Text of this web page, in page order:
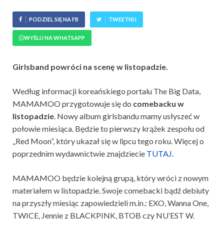
PODZIEL SIĘ NA FB TWEETNIJ
WYŚLIJ NA WHATSAPP
Girlsband powróci na scenę w listopadzie.
Według informacji koreańskiego portalu The Big Data,
MAMAMOO przygotowuje się do comebacku w
listopadzie. Nowy album girlsbandu mamy usłyszeć w
połowie miesiąca. Będzie to pierwszy krążek zespołu od
„Red Moon”, który ukazał się w lipcu tego roku. Więcej o
poprzednim wydawnictwie znajdziecie TUTAJ.
MAMAMOO będzie kolejną grupą, który wróci z nowym
materiałem w listopadzie. Swoje comebacki bądź debiuty
na przyszły miesiąc zapowiedzieli m.in.: EXO, Wanna One,
TWICE, Jennie z BLACKPINK, BTOB czy NU’EST W.